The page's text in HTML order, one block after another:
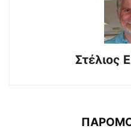
Στέλιος